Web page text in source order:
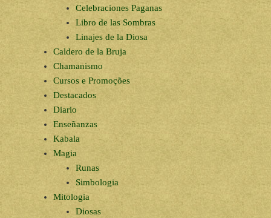
Celebraciones Paganas
Libro de las Sombras
Linajes de la Diosa
Caldero de la Bruja
Chamanismo
Cursos e Promoções
Destacados
Diario
Enseñanzas
Kabala
Magia
Runas
Simbologia
Mitologia
Diosas